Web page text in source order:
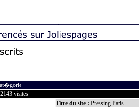
visites
Titre du site : Pressing Paris